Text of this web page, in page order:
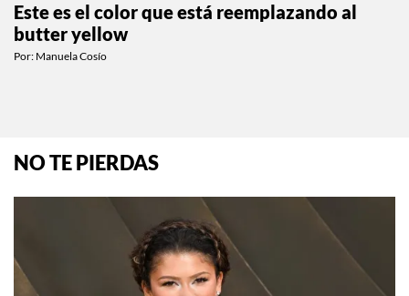
Este es el color que está reemplazando al
butter yellow
Por: Manuela Cosío
NO TE PIERDAS